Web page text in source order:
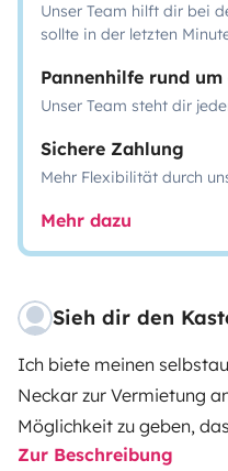
Unser Team hilft dir bei
sollte in der letzten
Pannenhilfe rund um
Unser Team steht dir
Sichere Zahlung
Mehr Flexibilität durch
Mehr dazu
Sieh dir den
Ich biete meinen
Neckar zur Vermietung
Möglichkeit zu geben,
auszuprobieren. Der Van
Zur Beschreibung